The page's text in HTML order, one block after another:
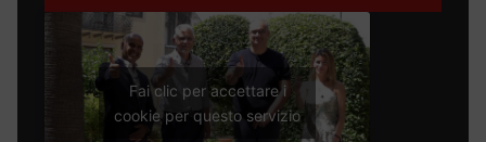
Fai clic per accettare i
cookie per questo servizio